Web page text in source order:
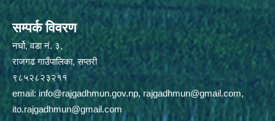
सम्पर्क विवरण
नर्घो, वडा नं. ३,
राजगढ गाउँपालिका, सप्तरी
९८५२८२३२११
email: info@rajgadhmun.gov.np,rajgadhmun@gmail.com,
ito.rajgadhmun@gmail.com